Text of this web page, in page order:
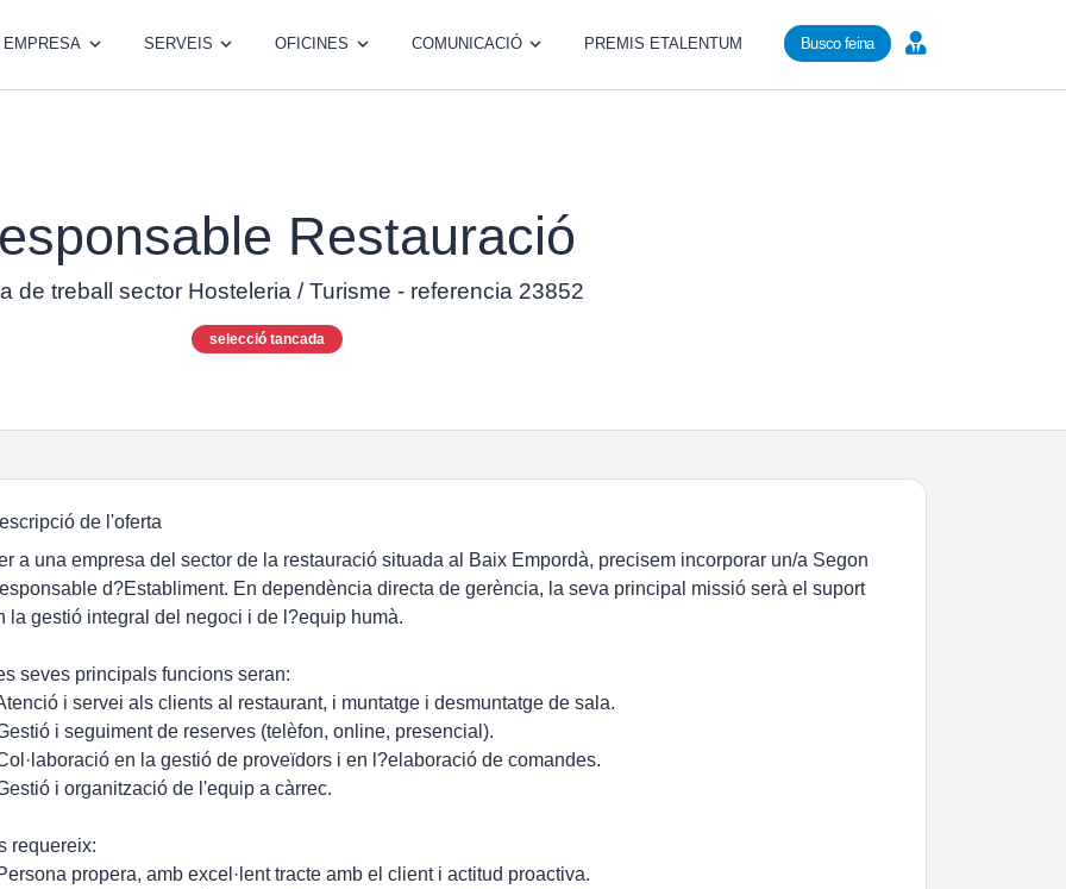
EMPRESA SERVEIS OFICINES COMUNICACIÓ PREMIS ETALENTUM Busco feina
Restauració
de treball sector Hosteleria / Turisme - referencia 23852
selecció tancada
de l'oferta
a una empresa del sector de la restauració situada al Baix Empordà, precisem incorporar un/a Segon
d?Establiment. En dependència directa de gerència, la seva principal missió serà el suport
la gestió integral del negoci i de l?equip humà.
seves principals funcions seran:
i servei als clients al restaurant, i muntatge i desmuntatge de sala.
i seguiment de reserves (telèfon, online, presencial).
en la gestió de proveïdors i en l?elaboració de comandes.
i organització de l'equip a càrrec.
requereix:
propera, amb excel·lent tracte amb el client i actitud proactiva.